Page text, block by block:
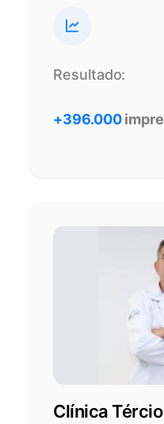
Resultado:
+396.000
Clínica